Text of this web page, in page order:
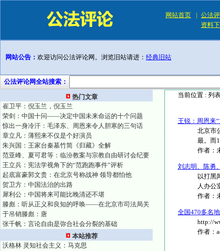
网站首页 | 公法
资料
网站公告： 欢迎访问公法评论网。浏览旧站请进： 经典旧站
公法评论网全站搜索：
热门文章
崔卫平：倪玉兰，倪玉兰
荣剑：中国十问——决定中国未来命运的十个问题
惊出一身冷汗：毛泽东、周恩来令人胆寒的三句话
章立凡：薄熙来不仅是个好演员
朱兴国：王家台秦墓竹简《归藏》全解
范亚峰、夏可君等：临汾教案与宗教自由研讨会纪要
王立兵：宪法学视角下的“范跑跑事件”评析
起底富豪郭文贵：在北京号称战神 领导都怕他
贺卫方：中国法治的出路
犀利公：中国将来可能比晚清还不堪
滕彪：听从正义和良知的呼唤——在北京市司法局关
于吊销滕彪：唐
张千帆：言论自由是弥合社会分裂的基础
本站推荐
沃格林 灵知社会主义：马克思
当前位置 : 列
王锐：周恩来
北京市
最。而
作者：
刘志明、陈勇
以打黑
人办公
作者：
全国470多名
http://
作者：